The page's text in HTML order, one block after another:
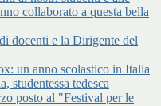
collaborato a questa bella
docenti e la Dirigente del
un anno scolastico in Italia
studentessa tedesca
posto al "Festival per le